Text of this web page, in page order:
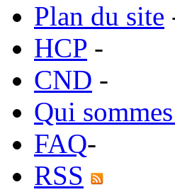
Plan du site
HCP -
CND -
Qui
FAQ-
RSS